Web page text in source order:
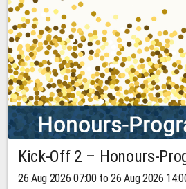
Kick-Off 2 – Honours-
26 Aug 2026 07:00 to 26 Aug 2026